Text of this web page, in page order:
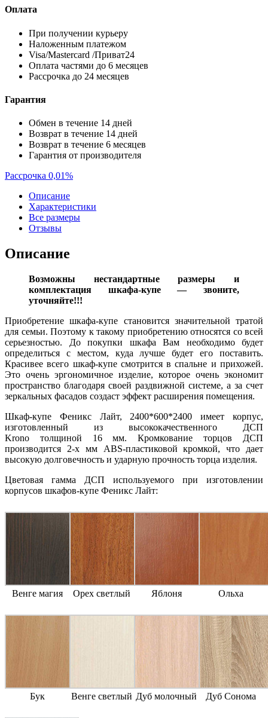
Оплата
При получении курьеру
Наложенным платежом
Visa/Mastercard /Приват24
Оплата частями до 6 месяцев
Рассрочка до 24 месяцев
Гарантия
Обмен в течение 14 дней
Возврат в течение 14 дней
Возврат в течение 6 месяцев
Гарантия от производителя
Рассрочка 0,01%
Описание
Характеристики
Все размеры
Отзывы
Описание
Возможны нестандартные размеры и
комплектация шкафа-купе — звоните,
уточняйте!!!
Приобретение шкафа-купе становится значительной тратой
для семьи. Поэтому к такому приобретению относятся со всей
серьезностью. До покупки шкафа Вам необходимо будет
определиться с местом, куда лучше будет его поставить.
Красивее всего шкаф-купе смотрится в спальне и прихожей.
Это очень эргономичное изделие, которое очень экономит
пространство благодаря своей раздвижной системе, а за счет
зеркальных фасадов создаст эффект расширения помещения.
Шкаф-купе Феникс Лайт, 2400*600*2400 имеет корпус,
изготовленный из высококачественного ДСП
Krono толщиной 16 мм. Кромкование торцов ДСП
производится 2-х мм ABS-пластиковой кромкой, что дает
высокую долговечность и ударную прочность торца изделия.
Цветовая гамма ДСП используемого при изготовлении
корпусов шкафов-купе Феникс Лайт:
Венге магия Орех светлый Яблоня Ольха
Бук Венге светлый Дуб молочный Дуб Сонома